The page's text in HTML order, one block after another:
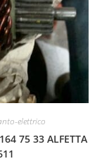
elettrico
75 33 ALFETTA